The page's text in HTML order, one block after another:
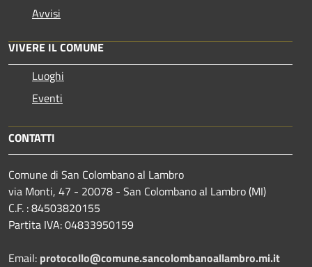
Avvisi
VIVERE IL COMUNE
Luoghi
Eventi
CONTATTI
Comune di San Colombano al Lambro
via Monti, 47 - 20078 - San Colombano al Lambro (MI)
C.F. : 84503820155
Partita IVA: 04833950159
Email: protocollo@comune.sancolombanoallambro.mi.it